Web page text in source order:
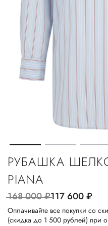
РУБАШКА
PIANA
168 000руб.117 600руб.
Оплачивайте все покупки со
(скидка до 1 500 рублей) при